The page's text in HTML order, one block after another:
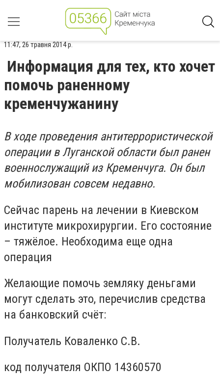
11:47, 26 травня 2014 р.
Информация для тех, кто хочет
помочь раненному
кременчужанину
В ходе проведения антитеррористической
операции в Луганской области был ранен
военнослужащий из Кременчуга. Он был
мобилизован совсем недавно.
Сейчас парень на лечении в Киевском
институте микрохирургии. Его состояние
– тяжёлое. Необходима еще одна
операция
Желающие помочь земляку деньгами
могут сделать это, перечислив средства
на банковский счёт:
Получатель Коваленко С.В.
код получателя ОКПО 14360570